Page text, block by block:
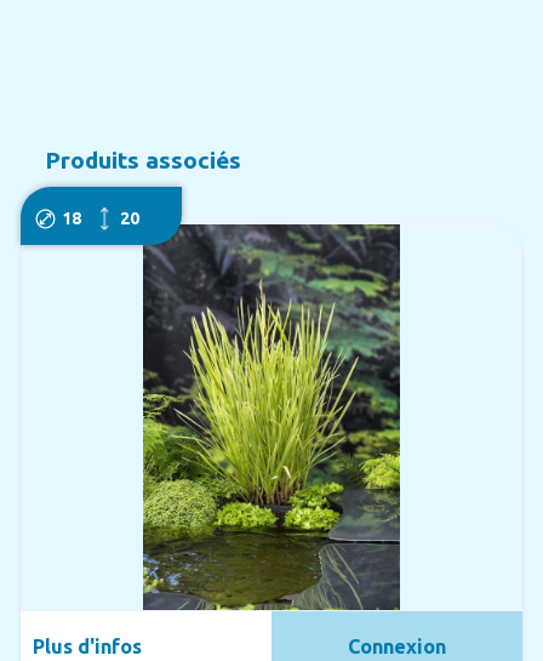
Produits associés
18 20
Plus d'infos Connexion